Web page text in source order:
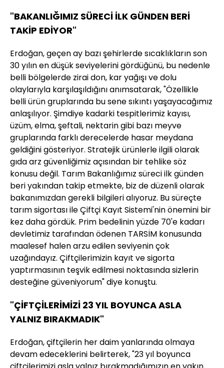
"BAKANLIĞIMIZ SÜRECİ İLK GÜNDEN BERİ
TAKİP EDİYOR"
Erdoğan, geçen ay bazı şehirlerde sıcaklıkların son
30 yılın en düşük seviyelerini gördüğünü, bu nedenle
belli bölgelerde zirai don, kar yağışı ve dolu
olaylarıyla karşılaşıldığını anımsatarak, "Özellikle
belli ürün gruplarında bu sene sıkıntı yaşayacağımız
anlaşılıyor. Şimdiye kadarki tespitlerimiz kayısı,
üzüm, elma, şeftali, nektarin gibi bazı meyve
gruplarında farklı derecelerde hasar meydana
geldiğini gösteriyor. Stratejik ürünlerle ilgili olarak
gıda arz güvenliğimiz açısından bir tehlike söz
konusu değil. Tarım Bakanlığımız süreci ilk günden
beri yakından takip etmekte, biz de düzenli olarak
bakanımızdan gerekli bilgileri alıyoruz. Bu süreçte
tarım sigortası ile Çiftçi Kayıt Sistemi'nin önemini bir
kez daha gördük. Prim bedelinin yüzde 70'e kadarı
devletimiz tarafından ödenen TARSİM konusunda
maalesef halen arzu edilen seviyenin çok
uzağındayız. Çiftçilerimizin kayıt ve sigorta
yaptırmasının teşvik edilmesi noktasında sizlerin
desteğine güveniyorum" diye konuştu.
"ÇİFTÇİLERİMİZİ 23 YIL BOYUNCA ASLA
YALNIZ BIRAKMADIK"
Erdoğan, çiftçilerin her daim yanlarında olmaya
devam edeceklerini belirterek, "23 yıl boyunca